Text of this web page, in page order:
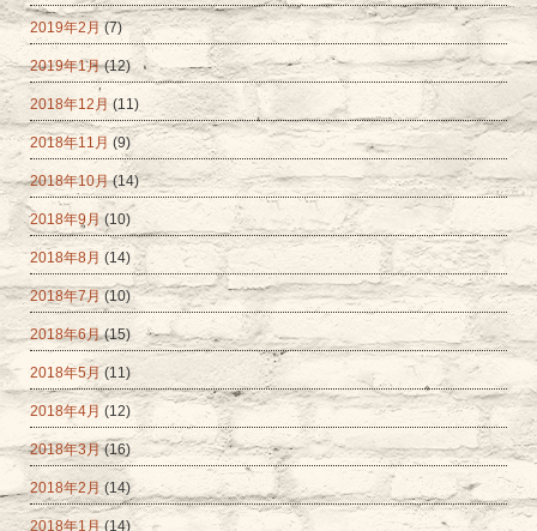
2019年2月(7)
2019年1月(12)
2018年12月 (11)
2018年11月 (9)
2018年10月(14)
2018年9月(10)
2018年8月 (14)
2018年7月 (10)
2018年6月(15)
2018年5月 (11)
2018年4月 (12)
2018年3月(16)
2018年2月(14)
2018年1月(14)